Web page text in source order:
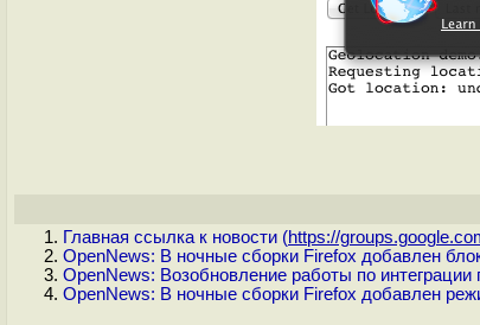
Главная ссылка к новости (https://
OpenNews: В ночные сборки Firefox добавлен
OpenNews: Возобновление работы по интеграции
OpenNews: В ночные сборки Firefox добавлен